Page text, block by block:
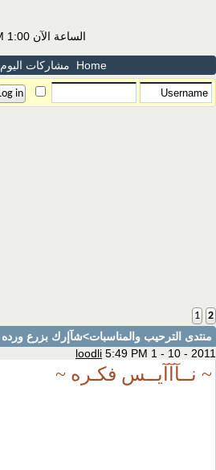
الساعة الآن1:00 AM
Home مشاركات اليوم
1 2
منتدى الترحيب والمناسبات>شآإرك بزرع ورده
loodli 5:49 PM 1 - 10 - 2011
~ نــآآآيــس فكـره ~